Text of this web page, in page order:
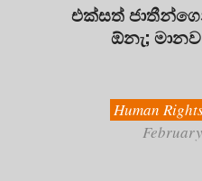
එක්සත්
ඕනැ;
Human